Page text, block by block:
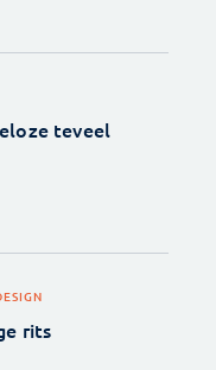
teveel
rits